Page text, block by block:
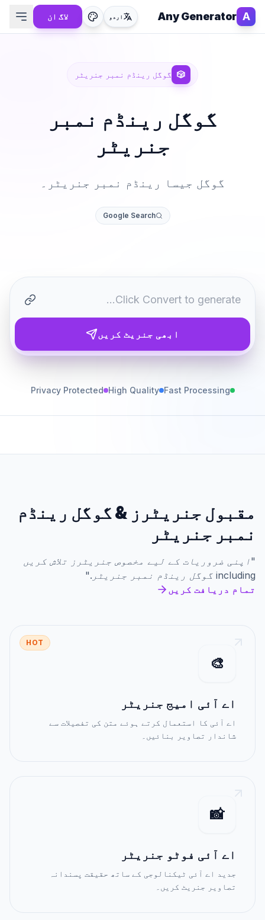
A
Any Generator اردو لاگ ان
🎲 گوگل رینڈم نمبر جنریٹر
گوگل رینڈم نمبر
جنریٹر
گوگل جیسا رینڈم نمبر جنریٹر۔
Google Search
ابھی جنریٹ کریں
Fast Processing
High Quality
Privacy Protected
مقبول جنریٹرز &گوگل رینڈم
نمبر جنریٹر
"اپنی ضروریات کے لیے مخصوص جنریٹرز تلاش کریں
including گوگل رینڈم نمبر جنریٹر ."
تمام دریافت کریں
HOT
🎨
اے آئی امیج جنریٹر
اے آئی کا استعمال کرتے ہوئے متن کی تفصیلات سے
شاندار تصاویر بنائیں۔
📸
اے آئی فوٹو جنریٹر
جدید اے آئی ٹیکنالوجی کے ساتھ حقیقت پسندانہ
تصاویر جنریٹ کریں۔